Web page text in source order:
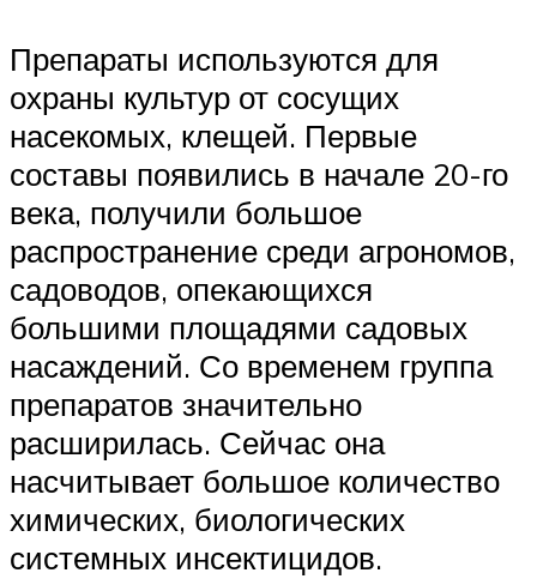
Препараты используются для
охраны культур от сосущих
насекомых, клещей. Первые
составы появились в начале 20-го
века, получили большое
распространение среди агрономов,
садоводов, опекающихся
большими площадями садовых
насаждений. Со временем группа
препаратов значительно
расширилась. Сейчас она
насчитывает большое количество
химических, биологических
системных инсектицидов.